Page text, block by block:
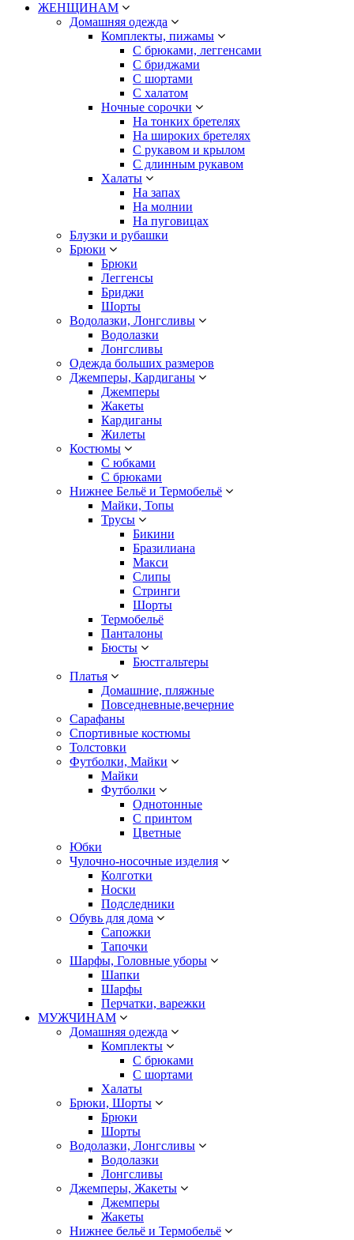
ЖЕНЩИНАМ
Домашняя одежда
Комплекты, пижамы
С брюками, леггенсами
С бриджами
С шортами
С халатом
Ночные сорочки
На тонких бретелях
На широких бретелях
С рукавом и крылом
С длинным рукавом
Халаты
На запах
На молнии
На пуговицах
Блузки и рубашки
Брюки
Брюки
Леггенсы
Бриджи
Шорты
Водолазки, Лонгсливы
Водолазки
Лонгсливы
Одежда больших размеров
Джемперы, Кардиганы
Джемперы
Жакеты
Кардиганы
Жилеты
Костюмы
С юбками
С брюками
Нижнее Бельё и Термобельё
Майки, Топы
Трусы
Бикини
Бразилиана
Макси
Слипы
Стринги
Шорты
Термобельё
Панталоны
Бюсты
Бюстгальтеры
Платья
Домашние, пляжные
Повседневные,вечерние
Сарафаны
Спортивные костюмы
Толстовки
Футболки, Майки
Майки
Футболки
Однотонные
С принтом
Цветные
Юбки
Чулочно-носочные изделия
Колготки
Носки
Подследники
Обувь для дома
Сапожки
Тапочки
Шарфы, Головные уборы
Шапки
Шарфы
Перчатки, варежки
МУЖЧИНАМ
Домашняя одежда
Комплекты
С брюками
С шортами
Халаты
Брюки, Шорты
Брюки
Шорты
Водолазки, Лонгсливы
Водолазки
Лонгсливы
Джемперы, Жакеты
Джемперы
Жакеты
Нижнее бельё и Термобельё